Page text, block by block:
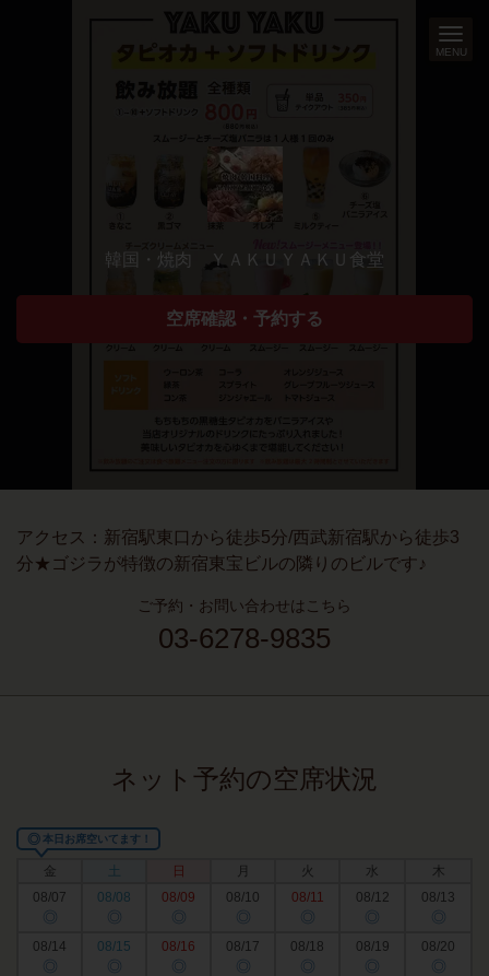
MENU
韓国・焼肉 ＹＡＫＵＹＡＫＵ食堂
空席確認・予約する
アクセス： 新宿駅東口から徒歩5分/西武新宿駅から徒歩3
分★ゴジラが特徴の新宿東宝ビルの隣りのビルです♪
ご予約・お問い合わせはこちら
03-6278-9835
ネット予約の空席状況
◎本日お席空いてます！
金 土 日 火 水
木
08/07
◎
08/08
◎
08/09
◎
08/10
◎
08/11
◎
08/12
◎
08/13
◎
08/14
◎
08/15
◎
08/16
◎
08/17
◎
08/18
◎
08/19
◎
08/20
◎